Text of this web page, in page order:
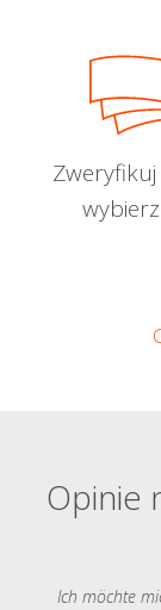
Zweryfikuj
Opinie
Ich möchte